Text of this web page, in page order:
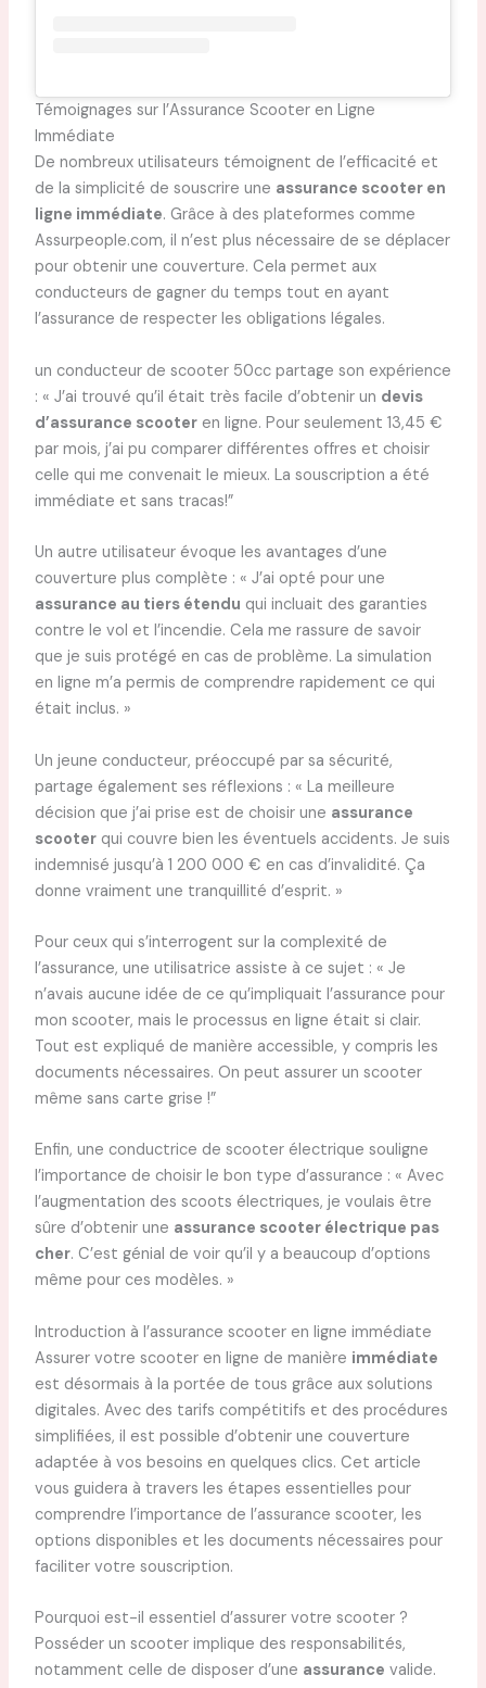
Témoignages sur l’Assurance Scooter en Ligne
Immédiate
De nombreux utilisateurs témoignent de l’efficacité et
de la simplicité de souscrire une assurance scooter en
ligne immédiate. Grâce à des plateformes comme
Assurpeople.com, il n’est plus nécessaire de se déplacer
pour obtenir une couverture. Cela permet aux
conducteurs de gagner du temps tout en ayant
l’assurance de respecter les obligations légales.
un conducteur de scooter 50cc partage son expérience
: « J’ai trouvé qu’il était très facile d’obtenir un devis
d’assurance scooteren ligne. Pour seulement 13,45 €
par mois, j’ai pu comparer différentes offres et choisir
celle qui me convenait le mieux. La souscription a été
immédiate et sans tracas!”
Un autre utilisateur évoque les avantages d’une
couverture plus complète : « J’ai opté pour une
assurance au tiers étendu qui incluait des garanties
contre le vol et l’incendie. Cela me rassure de savoir
que je suis protégé en cas de problème. La simulation
en ligne m’a permis de comprendre rapidement ce qui
était inclus. »
Un jeune conducteur, préoccupé par sa sécurité,
partage également ses réflexions : « La meilleure
décision que j’ai prise est de choisir une assurance
scooterqui couvre bien les éventuels accidents. Je suis
indemnisé jusqu’à 1 200 000 € en cas d’invalidité. Ça
donne vraiment une tranquillité d’esprit. »
Pour ceux qui s’interrogent sur la complexité de
l’assurance, une utilisatrice assiste à ce sujet : « Je
n’avais aucune idée de ce qu’impliquait l’assurance pour
mon scooter, mais le processus en ligne était si clair.
Tout est expliqué de manière accessible, y compris les
documents nécessaires. On peut assurer un scooter
même sans carte grise !”
Enfin, une conductrice de scooter électrique souligne
l’importance de choisir le bon type d’assurance : « Avec
l’augmentation des scoots électriques, je voulais être
sûre d’obtenir une assurance scooter électrique pas
cher. C’est génial de voir qu’il y a beaucoup d’options
même pour ces modèles. »
Introduction à l’assurance scooter en ligne immédiate
Assurer votre scooter en ligne de manière immédiate
est désormais à la portée de tous grâce aux solutions
digitales. Avec des tarifs compétitifs et des procédures
simplifiées, il est possible d’obtenir une couverture
adaptée à vos besoins en quelques clics. Cet article
vous guidera à travers les étapes essentielles pour
comprendre l’importance de l’assurance scooter, les
options disponibles et les documents nécessaires pour
faciliter votre souscription.
Pourquoi est-il essentiel d’assurer votre scooter ?
Posséder un scooter implique des responsabilités,
notamment celle de disposer d’une assurance valide.